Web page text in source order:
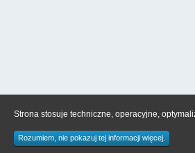
Strona stosuje techniczne, operacyjne,
Rozumiem, nie pokazuj tej informacji więcej.